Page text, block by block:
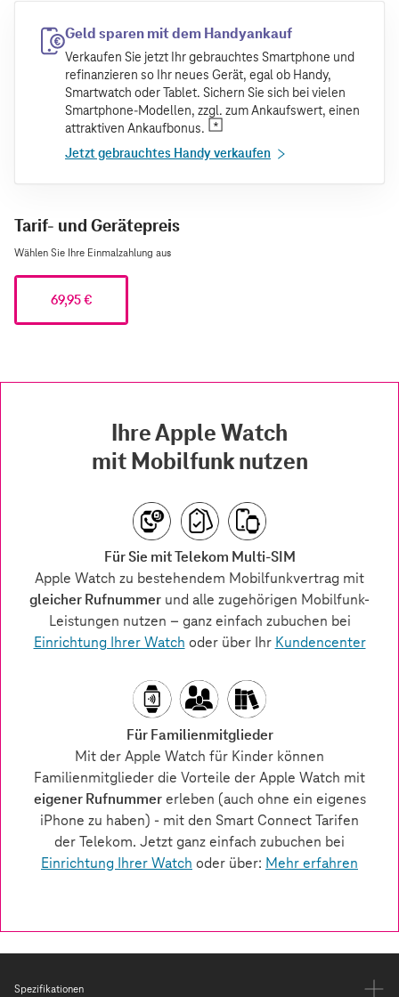
Geld sparen mit dem Handyankauf
Verkaufen Sie jetzt Ihr gebrauchtes Smartphone und
refinanzieren so Ihr neues Gerät, egal ob Handy,
Smartwatch oder Tablet. Sichern Sie sich bei vielen
Smartphone-Modellen, zzgl. zum Ankaufswert, einen
attraktiven Ankaufbonus.
Jetzt gebrauchtes Handy verkaufen
Tarif- und Gerätepreis
Wählen Sie Ihre Einmalzahlung aus
69,95 €
Spezifikationen